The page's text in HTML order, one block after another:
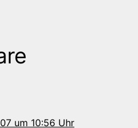
um 10:56 Uhr